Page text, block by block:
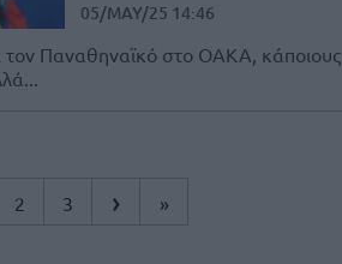
05/MAY/25 14:46
Παναθηναϊκό στο ΟΑΚΑ, κάποιους
2 3 › »